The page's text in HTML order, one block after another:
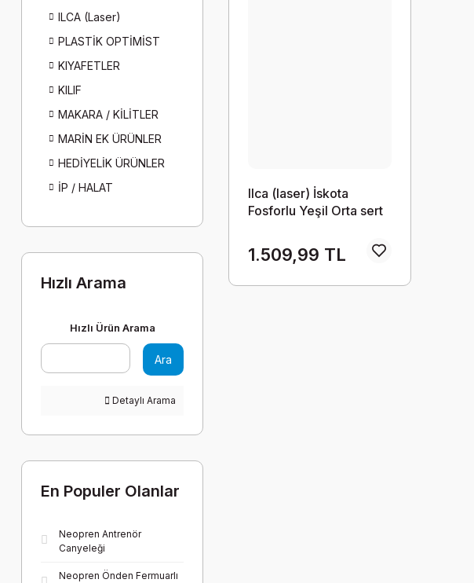
ILCA (Laser)
PLASTİK OPTİMİST
KIYAFETLER
KILIF
MAKARA / KİLİTLER
MARİN EK ÜRÜNLER
HEDİYELİK ÜRÜNLER
İP / HALAT
Hızlı Arama
Hızlı Ürün Arama
Ara
Detaylı Arama
En Populer Olanlar
Neopren Antrenör
Canyeleği
Neopren Önden Fermuarlı
Ilca (laser) İskota
Fosforlu Yeşil Orta sert
1.509,99 TL